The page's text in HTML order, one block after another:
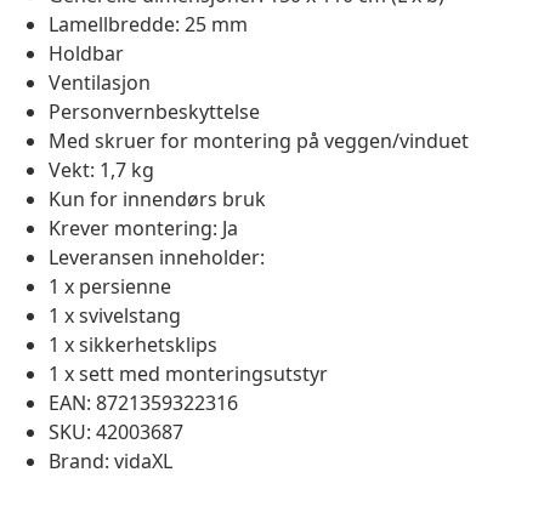
Lamellbredde: 25 mm
Holdbar
Ventilasjon
Personvernbeskyttelse
Med skruer for montering på veggen/vinduet
Vekt: 1,7 kg
Kun for innendørs bruk
Krever montering: Ja
Leveransen inneholder:
1 x persienne
1 x svivelstang
1 x sikkerhetsklips
1 x sett med monteringsutstyr
EAN: 8721359322316
SKU: 42003687
Brand: vidaXL